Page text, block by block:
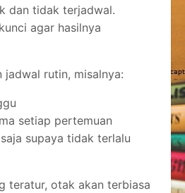
dan tidak terjadwal.
agar hasilnya
jadwal rutin, misalnya:
setiap pertemuan
supaya tidak terlalu
teratur, otak akan terbiasa